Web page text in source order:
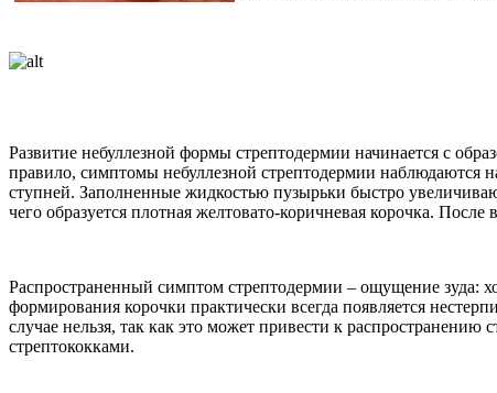
Развитие небуллезной формы стрептодермии начинается с
правило, симптомы небуллезной стрептодермии наблюдаются
ступней. Заполненные жидкостью пузырьки быстро
чего образуется плотная желтовато-коричневая корочка.
Распространенный симптом стрептодермии – ощущение зуда:
формирования корочки практически всегда появляется
случае нельзя, так как это может привести к
стрептококками.